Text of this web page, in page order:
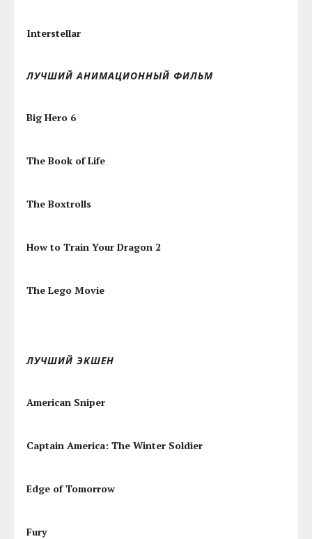
Interstellar
ЛУЧШИЙ АНИМАЦИОННЫЙ ФИЛЬМ
Big Hero 6
The Book of Life
The Boxtrolls
How to Train Your Dragon 2
The Lego Movie
ЛУЧШИЙ ЭКШЕН
American Sniper
Captain America: The Winter Soldier
Edge of Tomorrow
Fury